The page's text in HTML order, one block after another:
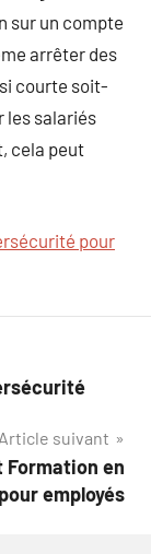
sur un compte
arrêter des
courte soit-
les salariés
cela peut
pour
Article suivant
Formation en
employés